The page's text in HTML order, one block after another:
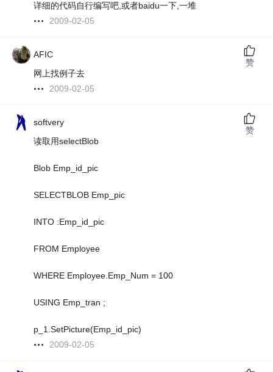
详细的代码自行编写吧,或者baidu一下,一堆
2009-02-05
AFIC
网上找例子去
2009-02-05
赞
softvery
读取用selectBlob
Blob Emp_id_pic
SELECTBLOB Emp_pic
INTO :Emp_id_pic
FROM Employee
WHERE Employee.Emp_Num = 100
USING Emp_tran ;
p_1.SetPicture(Emp_id_pic)
2009-02-05
赞